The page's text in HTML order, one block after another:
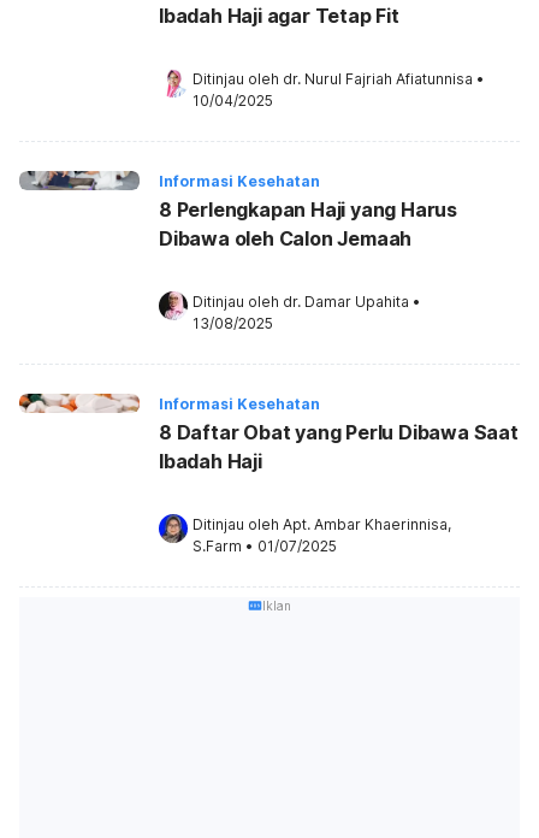
Ibadah Haji agar Tetap Fit
Ditinjau oleh dr. Nurul Fajriah Afiatunnisa •
10/04/2025
Informasi Kesehatan
8 Perlengkapan Haji yang Harus
Dibawa oleh Calon Jemaah
Ditinjau oleh dr. Damar Upahita •
13/08/2025
Informasi Kesehatan
8 Daftar Obat yang Perlu Dibawa Saat
Ibadah Haji
Ditinjau oleh Apt. Ambar Khaerinnisa,
S.Farm • 01/07/2025
Iklan